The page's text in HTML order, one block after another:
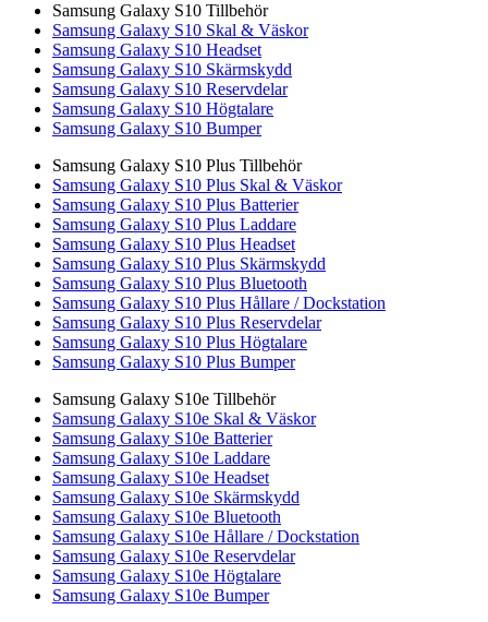
Samsung Galaxy S10 Tillbehör
Samsung Galaxy S10 Skal & Väskor
Samsung Galaxy S10 Headset
Samsung Galaxy S10 Skärmskydd
Samsung Galaxy S10 Reservdelar
Samsung Galaxy S10 Högtalare
Samsung Galaxy S10 Bumper
Samsung Galaxy S10 Plus Tillbehör
Samsung Galaxy S10 Plus Skal & Väskor
Samsung Galaxy S10 Plus Batterier
Samsung Galaxy S10 Plus Laddare
Samsung Galaxy S10 Plus Headset
Samsung Galaxy S10 Plus Skärmskydd
Samsung Galaxy S10 Plus Bluetooth
Samsung Galaxy S10 Plus Hållare / Dockstation
Samsung Galaxy S10 Plus Reservdelar
Samsung Galaxy S10 Plus Högtalare
Samsung Galaxy S10 Plus Bumper
Samsung Galaxy S10e Tillbehör
Samsung Galaxy S10e Skal & Väskor
Samsung Galaxy S10e Batterier
Samsung Galaxy S10e Laddare
Samsung Galaxy S10e Headset
Samsung Galaxy S10e Skärmskydd
Samsung Galaxy S10e Bluetooth
Samsung Galaxy S10e Hållare / Dockstation
Samsung Galaxy S10e Reservdelar
Samsung Galaxy S10e Högtalare
Samsung Galaxy S10e Bumper